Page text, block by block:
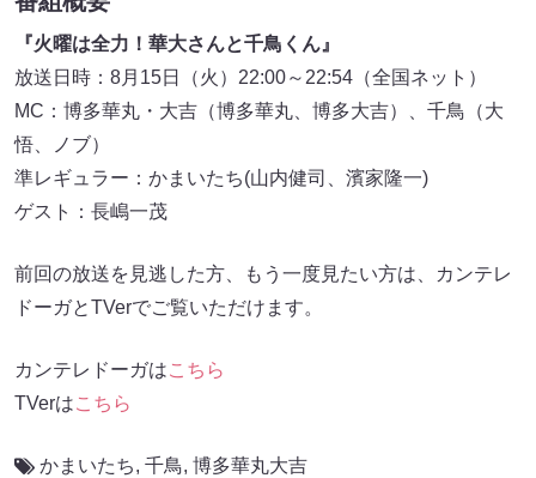
『火曜は全力！華大さんと千鳥くん』
放送日時：8月15日（火）22:00～22:54（全国ネット）
MC：博多華丸・大吉（博多華丸、博多大吉）、千鳥（大
悟、ノブ）
準レギュラー：かまいたち(山内健司、濱家隆一)
ゲスト：長嶋一茂
前回の放送を見逃した方、もう一度見たい方は、カンテレ
ドーガとTVerでご覧いただけます。
カンテレドーガはこちら
TVerはこちら
かまいたち, 千鳥, 博多華丸大吉